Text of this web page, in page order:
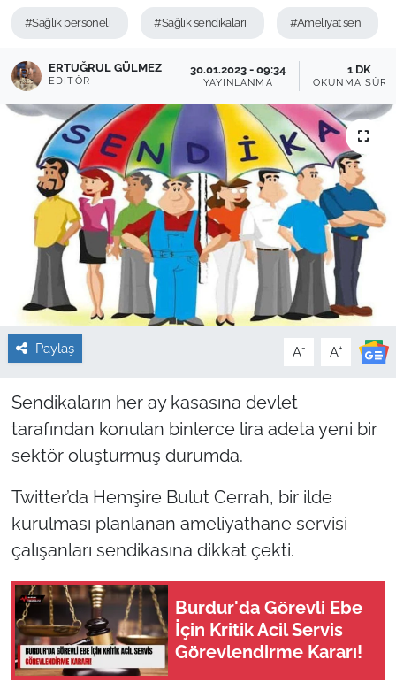
#Sağlık personeli #Sağlık sendikaları #Ameliyat sen
ERTUĞRUL GÜLMEZ
EDITÖR
30.01.2023 - 09:34
YAYINLANMA
1 DK
OKUNMA
Paylaş A- A+
Sendikaların her ay kasasına devlet
tarafından konulan binlerce lira adeta yeni bir
sektör oluşturmuş durumda.
Twitter’da Hemşire Bulut Cerrah, bir ilde
kurulması planlanan ameliyathane servisi
çalışanları sendikasına dikkat çekti.
Burdur'da Görevli Ebe
İçin Kritik Acil Servis
Görevlendirme Kararı!
Güncel
Kamu Alımları